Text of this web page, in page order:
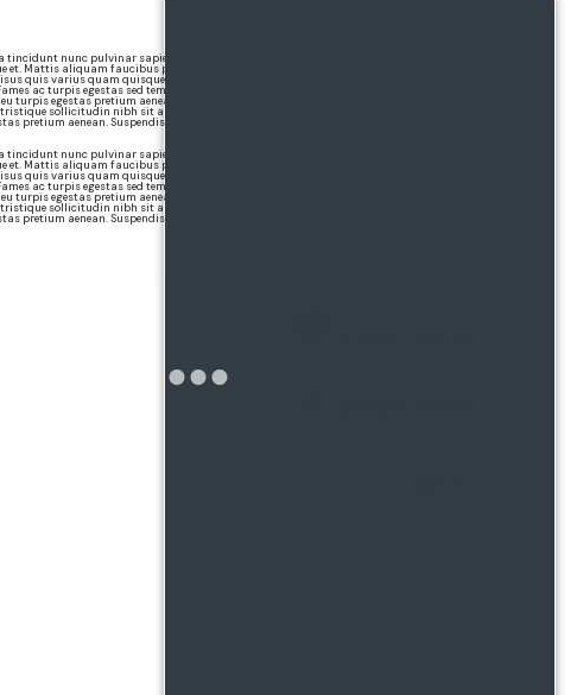
tincidunt nunc pulvinar sapien et ligula. Tortor
et. Mattis aliquam faucibus purus in massa tempor.
quis varius quam quisque id diam. Tellus in hac
ac turpis egestas sed tempus urna. Interdum velit
turpis egestas pretium aenean pharetra. Id aliquet
sollicitudin nibh sit amet commodo.
pretium aenean. Suspendisse sed nisi lacus sed
tincidunt nunc pulvinar sapien et ligula. Tortor
et. Mattis aliquam faucibus purus in massa tempor.
quis varius quam quisque id diam. Tellus in hac
ac turpis egestas sed tempus urna. Interdum velit
turpis egestas pretium aenean pharetra. Id aliquet
sollicitudin nibh sit amet commodo.
pretium aenean. Suspendisse sed nisi lacus sed